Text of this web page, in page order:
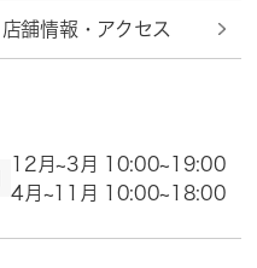
店舗情報・アクセス
12月~3月 10:00~19:00
4月~11月 10:00~18:00